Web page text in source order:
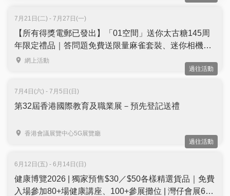
7月21日(二) - 7月27日(一)
【所有得獎電郵已發出】「01空間」送你太古糖145周
年限定禮品｜答問題免費送限量麻雀套裝、迷你相機及
迷你環保袋｜名額10個
網上活動
過往活動
7月4日(六) - 7月5日(日)
第32屆香港國際教育及職業展－預先登記送禮
香港會議展覽中心5G展覽廳
過往活動
6月12日(五) - 6月14日(日)
健康博覽2026 | 獨家預售$30／$50各樣精選貨品｜免費
入場參加80+場健康講座、100+參展攤位 | 灣仔會展6月